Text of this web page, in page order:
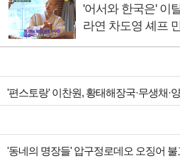
'어서와 한국은' 이
라연 차도영 셰프